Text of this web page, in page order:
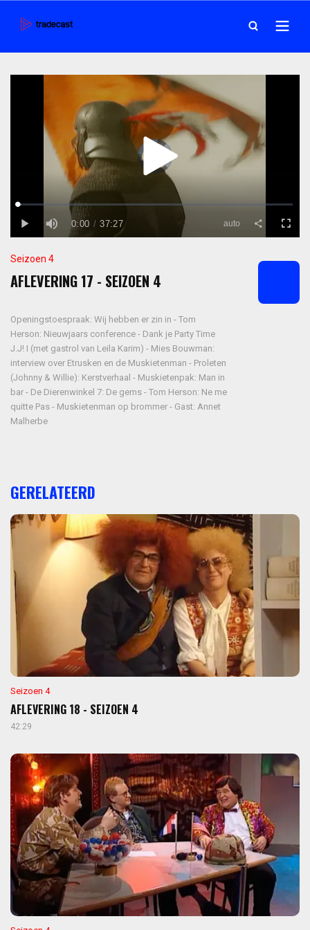
Seizoen 4
AFLEVERING 17 - SEIZOEN 4
Openingstoespraak: Wij hebben er zin in - Tom
Herson: Nieuwjaars conference - Dank je Party Time
J.J! I (met gastrol van Leila Karim) - Mies Bouwman:
interview over Etrusken en de Muskietenman - Proleten
(Johnny & Willie): Kerstverhaal - Muskietenpak: Man in
bar - De Dierenwinkel 7: De gems - Tom Herson: Ne me
quitte Pas - Muskietenman op brommer - Gast: Annet
Malherbe
GERELATEERD
Seizoen 4
AFLEVERING 18 - SEIZOEN 4
42:29